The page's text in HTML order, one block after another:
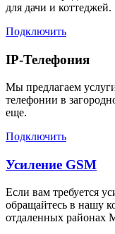
для дачи и коттеджей.
Подключить
IP-Телефония
Мы предлагаем
телефонии в
еще.
Подключить
Усиление GSM
Если вам требуется
обращайтесь в нашу
отдаленных районах